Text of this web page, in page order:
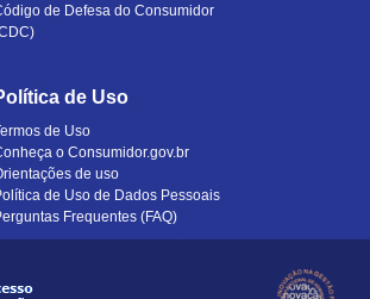
de Defesa do Consumidor
de Uso
de Uso
o Consumidor.gov.br
de uso
de Uso de Dados Pessoais
Frequentes (FAQ)